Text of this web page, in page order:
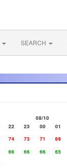
SEARCH
08/10
22 23 00 01
74 73 71 69
66 66 66 65